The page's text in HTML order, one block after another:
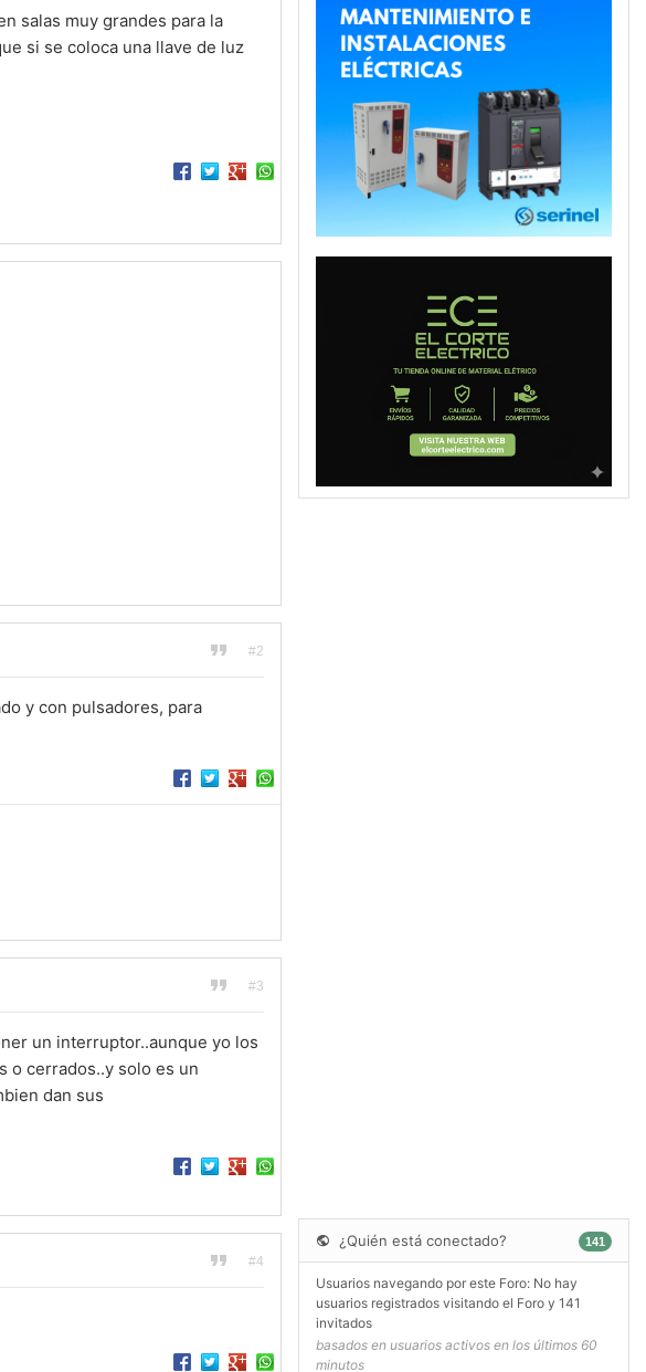
salas muy grandes para la
si se coloca una llave de luz
#2
y con pulsadores, para
#3
un interruptor..aunque yo los
o cerrados..y solo es un
dan sus
#4
¿Quién está conectado? 141
Usuarios navegando por este Foro: No hay
usuarios registrados visitando el Foro y 141
invitados
basados en usuarios activos en los últimos 60
minutos